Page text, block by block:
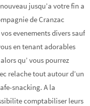
jusqu’a votre fin a
de Cranzac
evenements divers sauf
en tenant adorables
qu’ vous pourrez
relache tout autour d’un
snacking. A la
comptabiliser leurs